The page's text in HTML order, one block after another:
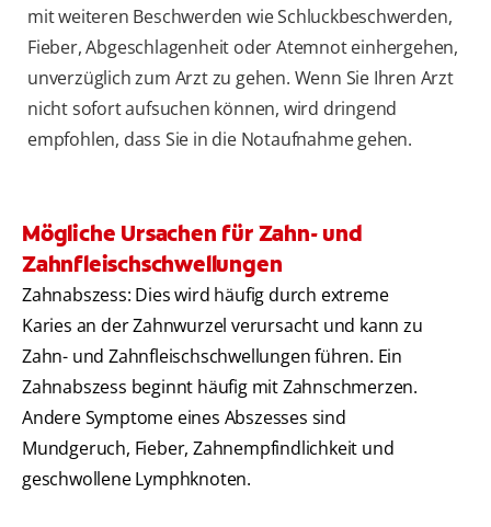
mit weiteren Beschwerden wie Schluckbeschwerden,
Fieber, Abgeschlagenheit oder Atemnot einhergehen,
unverzüglich zum Arzt zu gehen. Wenn Sie Ihren Arzt
nicht sofort aufsuchen können, wird dringend
empfohlen, dass Sie in die Notaufnahme gehen.
Mögliche Ursachen für Zahn- und
Zahnfleischschwellungen
Zahnabszess: Dies wird häufig durch extreme
Karies an der Zahnwurzel verursacht und kann zu
Zahn- und Zahnfleischschwellungen führen. Ein
Zahnabszess beginnt häufig mit Zahnschmerzen.
Andere Symptome eines Abszesses sind
Mundgeruch, Fieber, Zahnempfindlichkeit und
geschwollene Lymphknoten.